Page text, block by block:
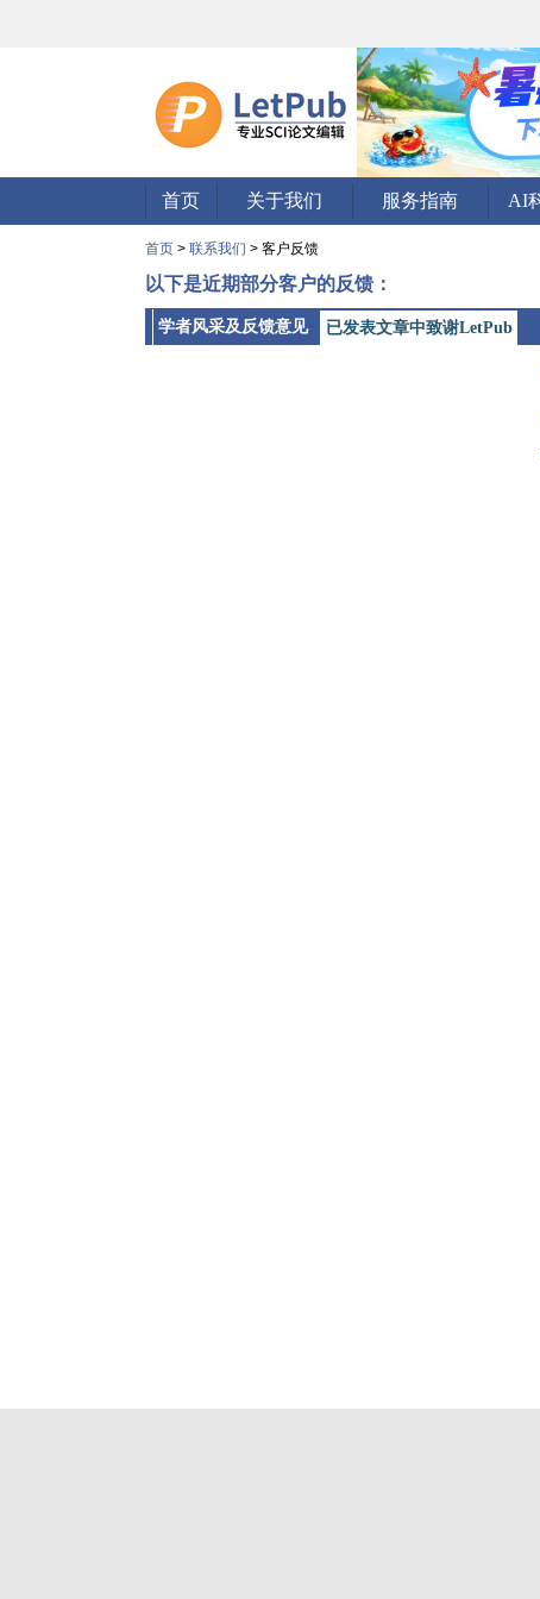
首页 关于我们 服务指南 AI
首页 > 联系我们 > 客户反馈
以下是近期部分客户的反馈：
学者风采及反馈意见 已发表文章中致谢LetPub